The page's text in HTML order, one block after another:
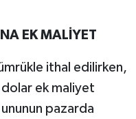
EK MALİYET
ithal edilirken,
dolar ek maliyet
pazarda